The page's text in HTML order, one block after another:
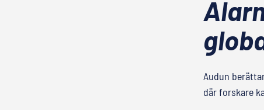
Audun
där forskare